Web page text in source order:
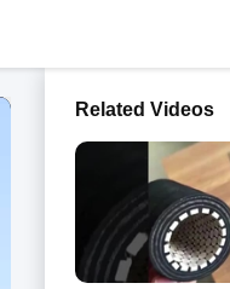
Related Videos